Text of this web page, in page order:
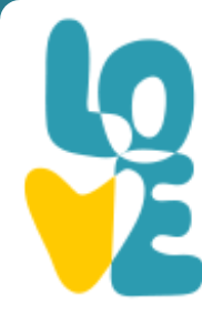
You are here: Home »
Gastronomy
» TIKI
TIKI